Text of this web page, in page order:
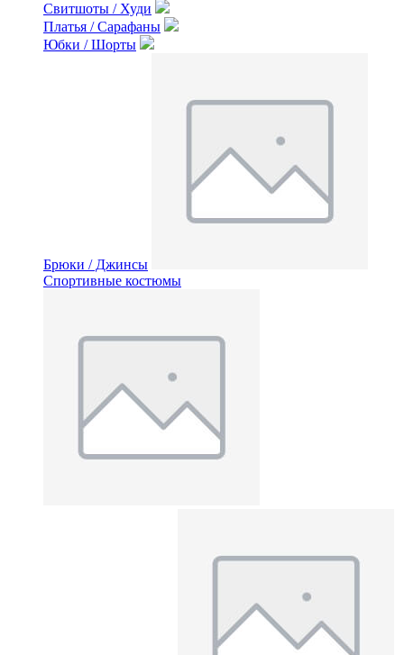
Свитшоты / Худи
Платья / Сарафаны
Юбки / Шорты
Брюки / Джинсы
Спортивные костюмы